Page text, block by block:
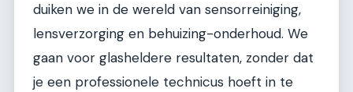
duiken we in de wereld van sensorreiniging,
lensverzorging en behuizing-onderhoud. We
gaan voor glasheldere resultaten, zonder dat
je een professionele technicus hoeft in te